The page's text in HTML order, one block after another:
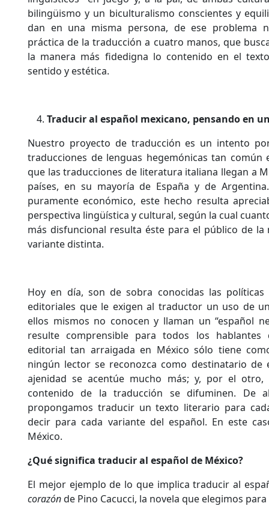
bilingüismo y un biculturalismo conscientes y
dan en una misma persona, de ese problema
práctica de la traducción a cuatro manos, que
la manera más fidedigna lo contenido en el
sentido y estética.
Traducir al español mexicano, pensando en
Nuestro proyecto de traducción es un intento
traducciones de lenguas hegemónicas tan común
que las traducciones de literatura italiana llegan a
países, en su mayoría de España y de
puramente económico, este hecho resulta
perspectiva lingüística y cultural, según la cual
más disfuncional resulta éste para el público de
variante distinta.
Hoy en día, son de sobra conocidas las
editoriales que le exigen al traductor un uso de
ellos mismos no conocen y llaman un “español
resulte comprensible para todos los hablantes
editorial tan arraigada en México sólo tiene
ningún lector se reconozca como destinatario de
ajenidad se acentúe mucho más; y, por el
contenido de la traducción se difuminen. De
propongamos traducir un texto literario para
decir para cada variante del español. En este
México.
¿Qué significa traducir al español de México?
El mejor ejemplo de lo que implica traducir al
corazónde Pino Cacucci, la novela que elegimos